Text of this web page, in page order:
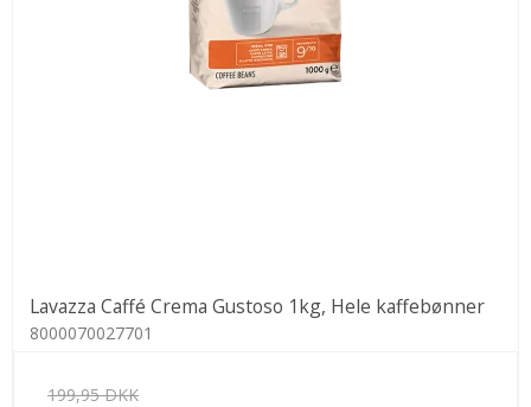
Lavazza Caffé Crema Gustoso 1kg, Hele kaffebønner
8000070027701
199,95 DKK